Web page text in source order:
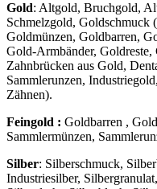
Gold: Altgold, Bruchgold,
Schmelzgold, Goldschmuck
Goldmünzen, Goldbarren,
Gold-Armbänder,
Zahnbrücken aus Gold,
Sammlerunzen,
Zähnen).
Feingold : Goldbarren ,
Sammlermünzen,
Silber: Silberschmuck,
Industriesilber,